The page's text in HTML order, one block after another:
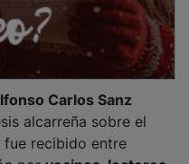
alcarreña sobre el
fue recibido entre
porvecinos, lectores